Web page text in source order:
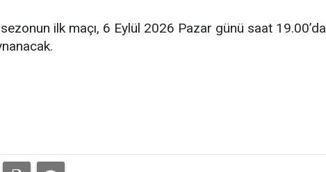
ilk maçı, 6 Eylül 2026 Pazar günü saat 19.00’da